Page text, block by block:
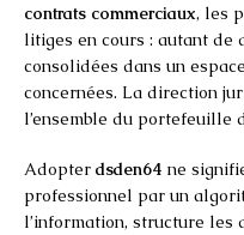
contrats commerciaux, les
litiges en cours : autant de
consolidées dans un
concernées. La direction
l’ensemble du portefeuille
Adopter dsden64 ne
professionnel par un
l’information, structure les